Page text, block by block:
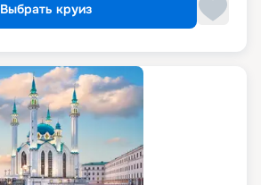
Выбрать круиз